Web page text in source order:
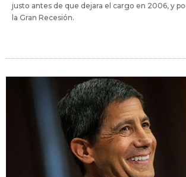
justo antes de que dejara el cargo en 2006, y
la Gran Recesión.